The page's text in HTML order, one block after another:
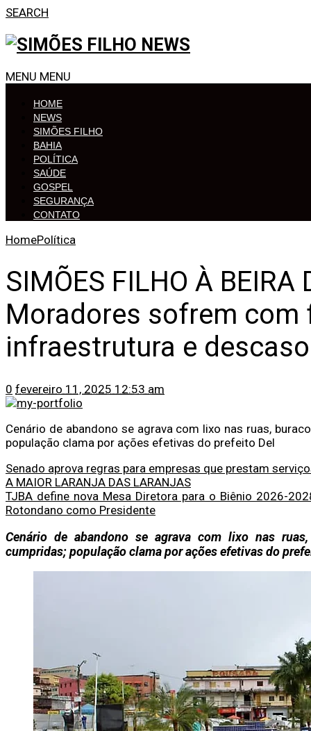
SEARCH
MENU MENU
HOME
NEWS
SIMÕES FILHO
BAHIA
POLÍTICA
SAÚDE
GOSPEL
SEGURANÇA
CONTATO
HomePolítica
SIMÕES FILHO À BEIRA
Moradores sofrem com
infraestrutura e
0 fevereiro 11, 2025 12:53 am
Cenário de abandono se agrava com lixo nas ruas,
população clama por ações efetivas do prefeito Del
Senado aprova regras para empresas que prestam
A MAIOR LARANJA DAS LARANJAS
TJBA define nova Mesa Diretora para o Biênio 2026-
Rotondano como Presidente
Cenário de abandono se agrava com lixo nas
cumpridas; população clama por ações efetivas do